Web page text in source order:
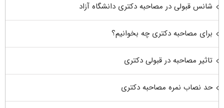
شانس قبولی در مصاحبه دکتری دانشگاه آزاد
برای مصاحبه دکتری چه بخوانیم؟
تاثیر مصاحبه در قبولی دکتری
حد نصاب نمره مصاحبه دکتری